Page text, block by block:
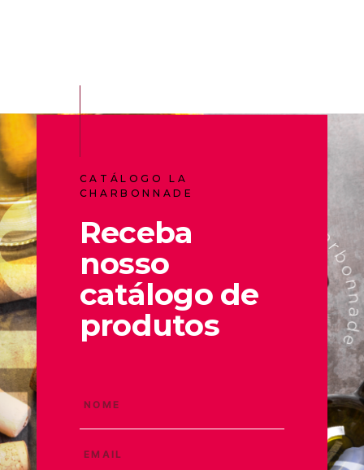
CATÁLOGO LA
CHARBONNADE
Receba
nosso
catálogo de
produtos